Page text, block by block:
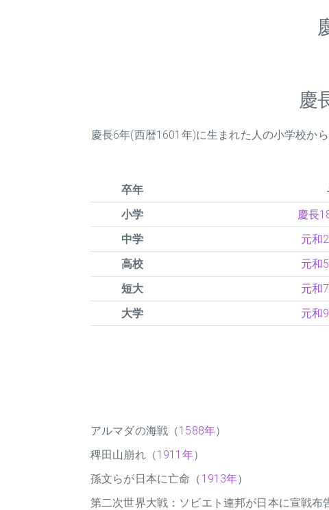
慶
慶長6年(西暦1601年)に生まれた人の小学校か
卒年
小学
慶長
中学
元和
高校
元和
短大
元和
大学
元和
アルマダの海戦（1588年）
稗田山崩れ（1911年）
孫文らが日本に亡命（ 1913年）
第二次世界大戦：ソビエト連邦が日本に宣戦布